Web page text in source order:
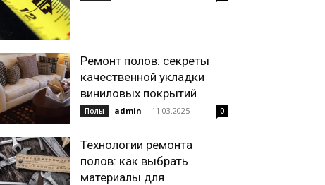
Ремонт полов: секреты
качественной укладки
виниловых покрытий
Полы admin - 11.03.2025 0
Технологии ремонта
полов: как выбрать
материалы для